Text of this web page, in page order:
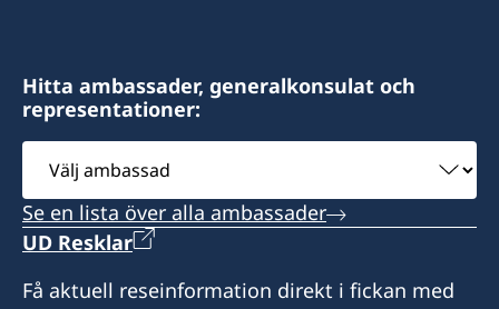
Hitta ambassader, generalkonsulat och
representationer:
ambassad
Se en lista över alla ambassader
UD Resklar
Få aktuell reseinformation direkt i fickan med